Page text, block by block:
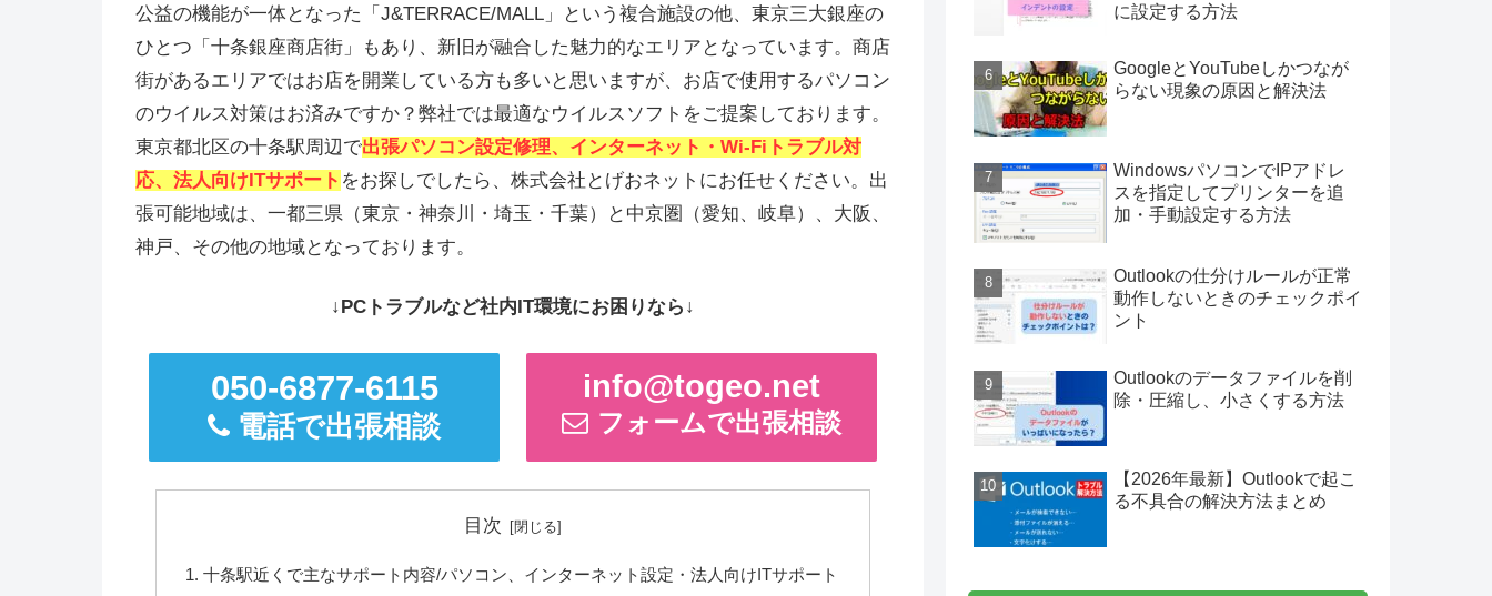
公益の機能が一体となった「J&TERRACE/MALL」という複合施設の他、東京三大銀座の
ひとつ「十条銀座商店街」もあり、新旧が融合した魅力的なエリアとなっています。商店
街があるエリアではお店を開業している方も多いと思いますが、お店で使用するパソコン
のウイルス対策はお済みですか？弊社では最適なウイルスソフトをご提案しております。
東京都北区の十条駅周辺で出張パソコン設定修理、インターネット・Wi-Fiトラブル対
応、法人向けITサポート をお探しでしたら、株式会社とげおネットにお任せください。出
張可能地域は、一都三県（東京・神奈川・埼玉・千葉）と中京圏（愛知、岐阜）、大阪、
神戸、その他の地域となっております。
↓PCトラブルなど社内IT環境にお困りなら↓
050-6877-6115
電話で出張相談
info@togeo.net
フォームで出張相談
目次
十条駅近くで主なサポート内容/パソコン、インターネット設定・法人向けITサポート
に設定する方法
GoogleとYouTubeしかつなが
らない現象の原因と解決法
WindowsパソコンでIPアドレ
スを指定してプリンターを追
加・手動設定する方法
Outlookの仕分けルールが正常
動作しないときのチェックポイ
ント
Outlookのデータファイルを削
除・圧縮し、小さくする方法
【2026年最新】Outlookで起こ
る不具合の解決方法まとめ